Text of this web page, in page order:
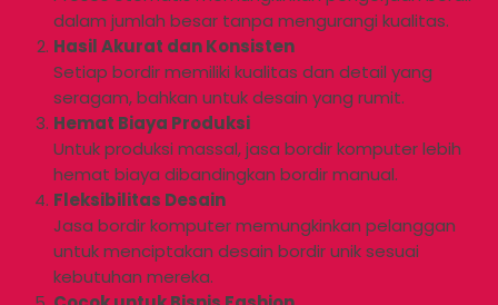
dalam jumlah besar tanpa mengurangi kualitas.
Hasil Akurat dan Konsisten
Setiap bordir memiliki kualitas dan detail yang
seragam, bahkan untuk desain yang rumit.
Hemat Biaya Produksi
Untuk produksi massal, jasa bordir komputer lebih
hemat biaya dibandingkan bordir manual.
Fleksibilitas Desain
Jasa bordir komputer memungkinkan pelanggan
untuk menciptakan desain bordir unik sesuai
kebutuhan mereka.